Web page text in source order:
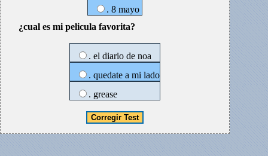
. 8 mayo
¿cual es mi pelicula favorita?
. el diario de noa
. quedate a mi lado
. grease